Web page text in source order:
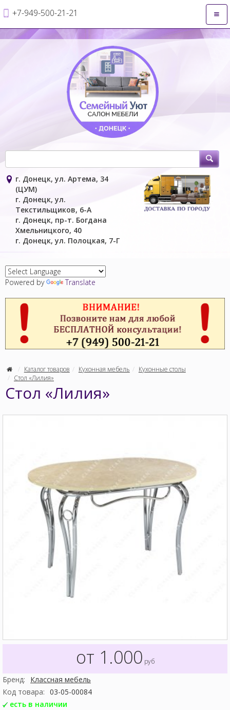
+7-949-500-21-21
г. Донецк, ул. Артема, 34
(ЦУМ)
г. Донецк, ул.
Текстильщиков, 6-А
г. Донецк, пр-т. Богдана
Хмельницкого, 40
г. Донецк, ул. Полоцкая, 7-Г
Powered by Translate
Каталог товаров Кухонная мебель
Кухонные столы
Стол «Лилия»
Стол «Лилия»
от 1.000 руб
Бренд:
Классная мебель
Код товара: 03-05-00084
есть в наличии